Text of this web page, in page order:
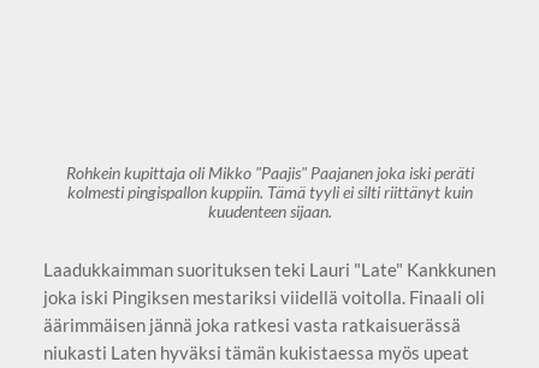
Rohkein kupittaja oli Mikko "Paajis" Paajanen joka iski peräti
kolmesti pingispallon kuppiin. Tämä tyyli ei silti riittänyt kuin
kuudenteen sijaan.
Laadukkaimman suorituksen teki Lauri "Late" Kankkunen
joka iski Pingiksen mestariksi viidellä voitolla. Finaali oli
äärimmäisen jännä joka ratkesi vasta ratkaisuerässä
niukasti Laten hyväksi tämän kukistaessa myös upeat